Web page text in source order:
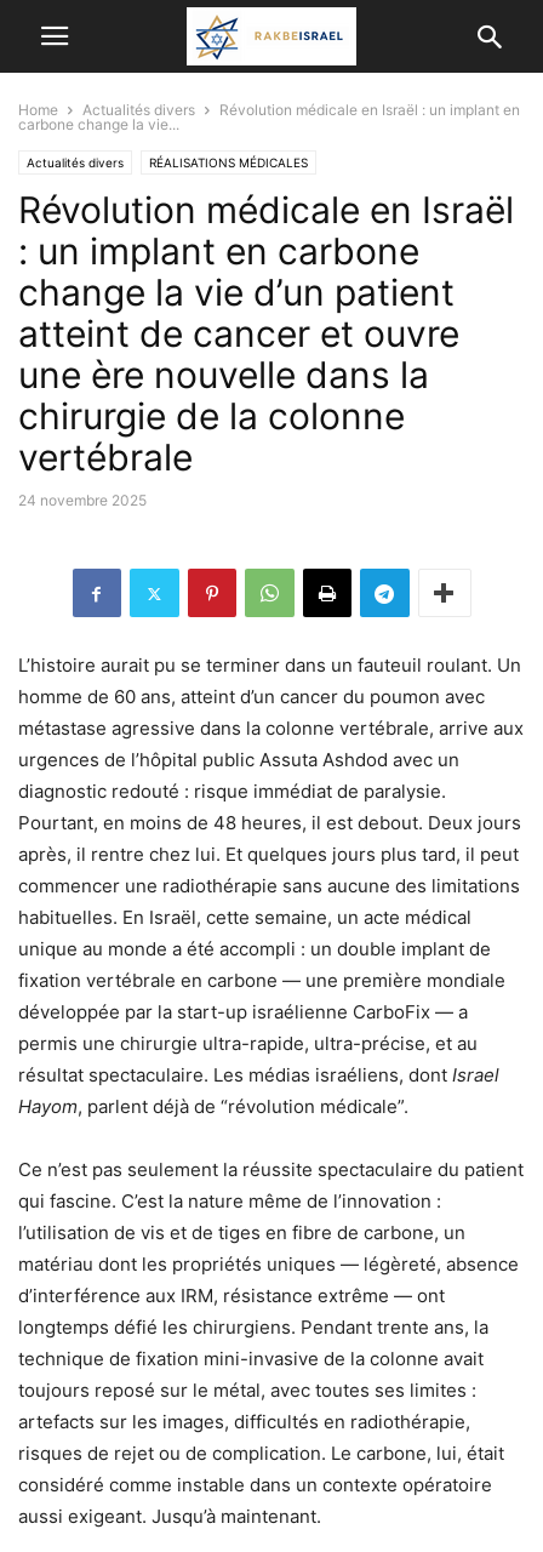
Home Actualités divers
Révolution médicale en Israël : un implant en
carbone change la vie...
Actualités divers RÉALISATIONS MÉDICALES
Révolution médicale en Israël
: un implant en carbone
change la vie d’un patient
atteint de cancer et ouvre
une ère nouvelle dans la
chirurgie de la colonne
vertébrale
24 novembre 2025
L’histoire aurait pu se terminer dans un fauteuil roulant. Un
homme de 60 ans, atteint d’un cancer du poumon avec
métastase agressive dans la colonne vertébrale, arrive aux
urgences de l’hôpital public Assuta Ashdod avec un
diagnostic redouté : risque immédiat de paralysie.
Pourtant, en moins de 48 heures, il est debout. Deux jours
après, il rentre chez lui. Et quelques jours plus tard, il peut
commencer une radiothérapie sans aucune des limitations
habituelles. En Israël, cette semaine, un acte médical
unique au monde a été accompli : un double implant de
fixation vertébrale en carbone — une première mondiale
développée par la start-up israélienne CarboFix — a
permis une chirurgie ultra-rapide, ultra-précise, et au
résultat spectaculaire. Les médias israéliens, dont Israel
Hayom, parlent déjà de “révolution médicale”.
Ce n’est pas seulement la réussite spectaculaire du patient
qui fascine. C’est la nature même de l’innovation :
l’utilisation de vis et de tiges en fibre de carbone, un
matériau dont les propriétés uniques — légèreté, absence
d’interférence aux IRM, résistance extrême — ont
longtemps défié les chirurgiens. Pendant trente ans, la
technique de fixation mini-invasive de la colonne avait
toujours reposé sur le métal, avec toutes ses limites :
artefacts sur les images, difficultés en radiothérapie,
risques de rejet ou de complication. Le carbone, lui, était
considéré comme instable dans un contexte opératoire
aussi exigeant. Jusqu’à maintenant.